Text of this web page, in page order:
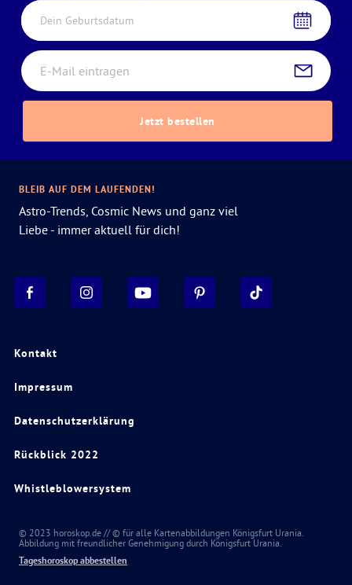
Dein Geburtsdatum
Jetzt bestellen
Kontakt
Impressum
Datenschutzerklärung
Rückblick 2022
Whistleblowersystem
BLEIB AUF DEM LAUFENDEN!
Astro-Trends, Cosmic News und ganz viel
Liebe - immer aktuell für dich!
© 2023 horoskop.de // © für alle Kartenabbildungen Königsfurt Urania.
Abbildung mit freundlicher Genehmigung durch Königsfurt Urania.
Tageshoroskop abbestellen